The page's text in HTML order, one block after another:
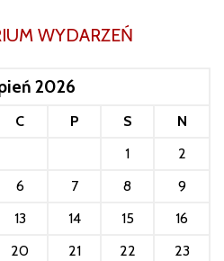
WYDARZEŃ
2026
C P S
N
1
2
6 7 8
9
13 14 15
16
20 21 22
23